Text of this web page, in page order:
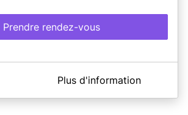
Prendre rendez-vous
de JONZACPlus d'information